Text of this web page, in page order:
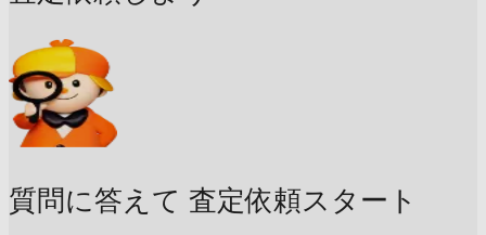
質問に答えて 査定依頼スタート